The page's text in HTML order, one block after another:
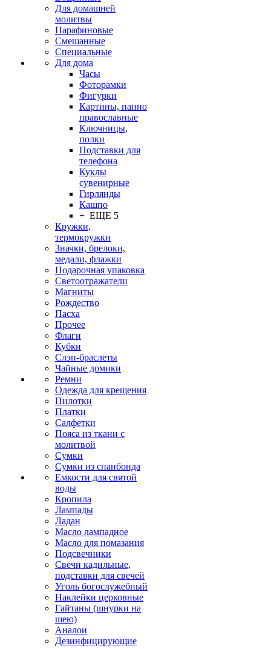
Для домашней
молитвы
Парафиновые
Смешанные
Специальные
Для дома
Часы
Фоторамки
Фигурки
Картины, панно
православные
Ключницы,
полки
Подставки для
телефона
Куклы
сувенирные
Гирлянды
Кашпо
+ ЕЩЕ 5
Кружки,
термокружки
Значки, брелоки,
медали, флажки
Подарочная упаковка
Светоотражатели
Магниты
Рождество
Пасха
Прочее
Флаги
Кубки
Слэп-браслеты
Чайные домики
Ремни
Одежда для крещения
Пилотки
Платки
Салфетки
Пояса из ткани с
молитвой
Сумки
Сумки из спанбонда
Емкости для святой
воды
Кропила
Лампады
Ладан
Масло лампадное
Масло для помазания
Подсвечники
Свечи кадильные,
подставки для свечей
Уголь богослужебный
Наклейки церковные
Гайтаны (шнурки на
шею)
Аналои
Дезинфицирующие